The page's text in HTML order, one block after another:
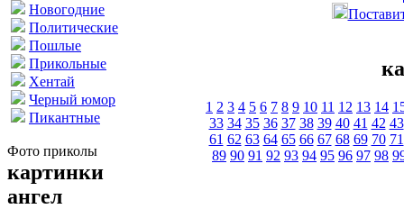
Новогодние
Политические
Пошлые
Прикольные
Хентай
Черный юмор
Пикантные
Фото приколы
картинки
ангел
1 2 3 4 5 6 7 8 9 10 11 12 13 14
33 34 35 36 37 38 39 40 41 42 43
61 62 63 64 65 66 67 68 69 70 71
89 90 91 92 93 94 95 96 97 98